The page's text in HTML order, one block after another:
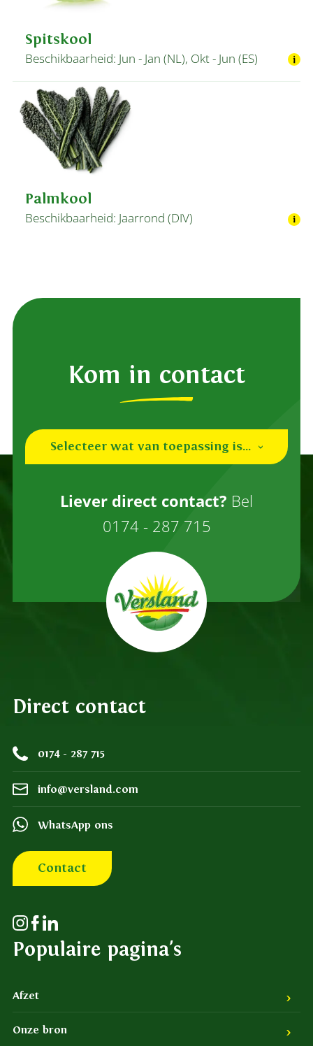
Spitskool
Beschikbaarheid: Jun - Jan (NL), Okt - Jun (ES)
Palmkool
Beschikbaarheid: Jaarrond (DIV)
Kom in contact
Selecteer wat van toepassing is...
Liever direct contact? Bel
0174 - 287 715
Direct contact
0174 - 287 715
info@versland.com
WhatsApp ons
Contact
Populaire pagina's
Afzet
Onze bron